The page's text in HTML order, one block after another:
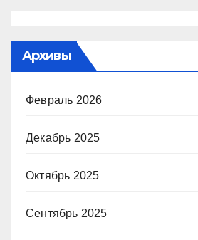
Архивы
Февраль 2026
Декабрь 2025
Октябрь 2025
Сентябрь 2025